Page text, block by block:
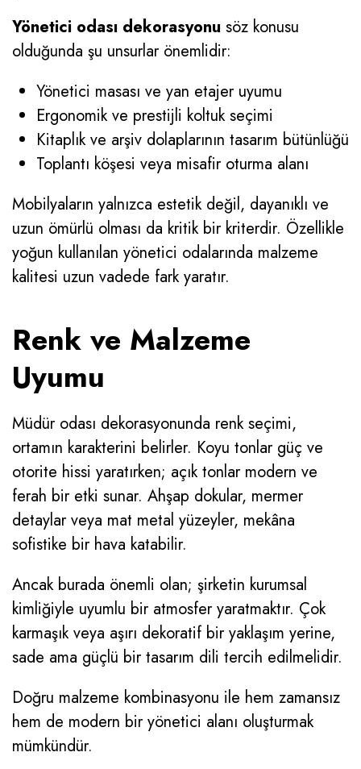
Yönetici odası dekorasyonu söz konusu
olduğunda şu unsurlar önemlidir:
Yönetici masası ve yan etajer uyumu
Ergonomik ve prestijli koltuk seçimi
Kitaplık ve arşiv dolaplarının tasarım bütünlüğü
Toplantı köşesi veya misafir oturma alanı
Mobilyaların yalnızca estetik değil, dayanıklı ve
uzun ömürlü olması da kritik bir kriterdir. Özellikle
yoğun kullanılan yönetici odalarında malzeme
kalitesi uzun vadede fark yaratır.
Renk ve Malzeme
Uyumu
Müdür odası dekorasyonunda renk seçimi,
ortamın karakterini belirler. Koyu tonlar güç ve
otorite hissi yaratırken; açık tonlar modern ve
ferah bir etki sunar. Ahşap dokular, mermer
detaylar veya mat metal yüzeyler, mekâna
sofistike bir hava katabilir.
Ancak burada önemli olan; şirketin kurumsal
kimliğiyle uyumlu bir atmosfer yaratmaktır. Çok
karmaşık veya aşırı dekoratif bir yaklaşım yerine,
sade ama güçlü bir tasarım dili tercih edilmelidir.
Doğru malzeme kombinasyonu ile hem zamansız
hem de modern bir yönetici alanı oluşturmak
mümkündür.